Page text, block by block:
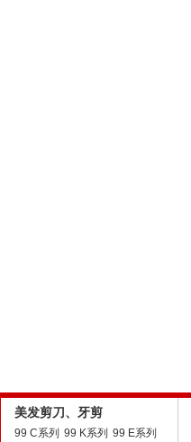
美发剪刀、牙剪
99 C系列 99 K系列 99 E系列